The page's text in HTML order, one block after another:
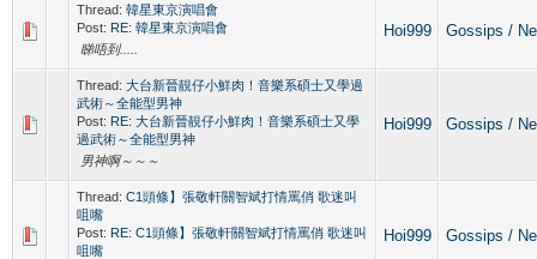
Thread: 韓星東京演唱會
Post: RE: 韓星東京演唱會
睇唔到.....
Hoi999 Gossips /
Thread: 大台新晉靚仔小鮮肉！音樂系碩士又學過
武術～全能型男神
Post: RE: 大台新晉靚仔小鮮肉！音樂系碩士又學
過武術～全能型男神
男神啊～～～
Hoi999 Gossips /
Thread: C1頭條】張敬軒關智斌打情罵俏 歌迷叫
咀嘴
Post: RE: C1頭條】張敬軒關智斌打情罵俏 歌迷叫
咀嘴
Hoi999 Gossips /